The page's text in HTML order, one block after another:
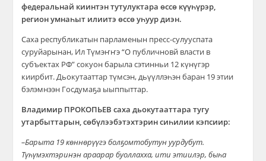
федеральнай киинтэн тутулуктара өссө күүһүрэр,
регион умнаһыт илиитэ өссө уһуур диэн.
Саха республикатын парламенын пресс-сулууспата
суруйарынан, Ил Түмэҥҥэ “О публичновй власти в
субъектах РФ” сокуон барыла сэтинньи 12 күнүгэр
киирбит. Дьокутааттар түмсэн, дьүүллэһэн баран 19 этии
бэлэмнээн Госдумаҕа ыыппыттар.
Владимир ПРОКОПЬЕВ саха дьокутааттара тугу
утарбыттарын, сөбүлээбэтэхтэрин сиһилии кэпсиир:
–Барыта 19 көннөрүүгэ болҕомтобутун уурдубут.
Түһүмэхтэринэн араарар буоллахха, ити этиилэр, быһа